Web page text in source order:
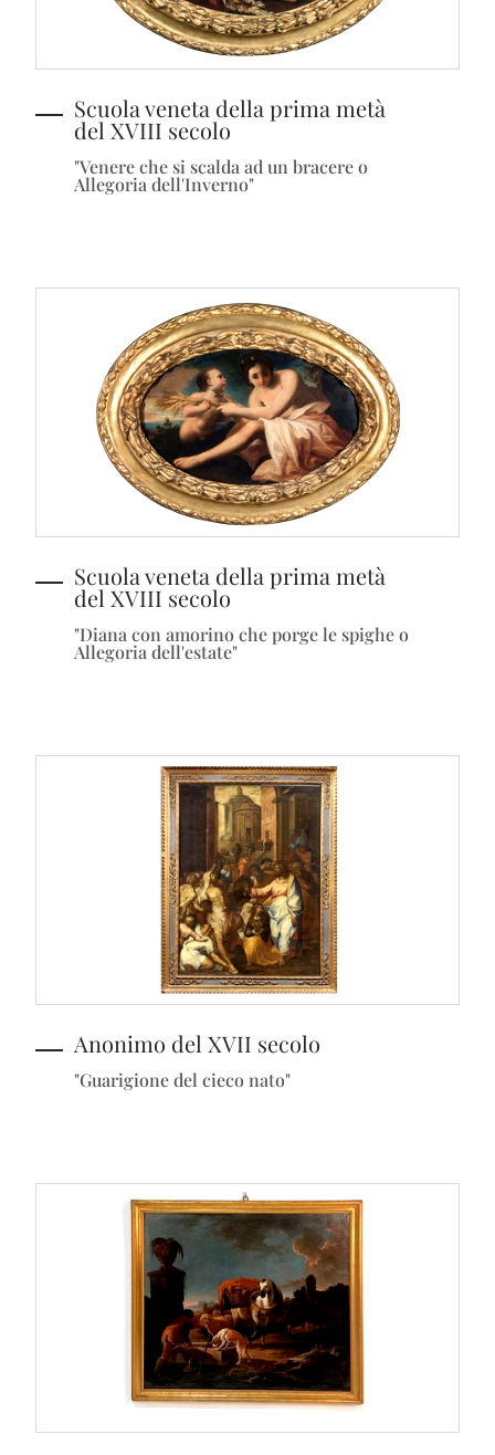
Scuola veneta della prima metà
del XVIII secolo
"Venere che si scalda ad un bracere o
Allegoria dell'Inverno"
Scuola veneta della prima metà
del XVIII secolo
"Diana con amorino che porge le spighe o
Allegoria dell'estate"
Anonimo del XVII secolo
"Guarigione del cieco nato"